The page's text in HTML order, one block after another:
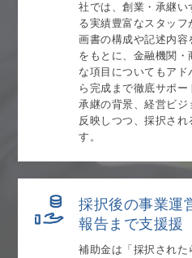
社では、創業・承継い
る実績豊富なスタッ
画書の構成や記述内容
をもとに、金融機関
な項目についてもア
ら完成まで徹底サポ
承継の背景、経営ビジ
反映しつつ、採択され
す。
採択後の事業運
報告まで支援援
補助金は「採択され